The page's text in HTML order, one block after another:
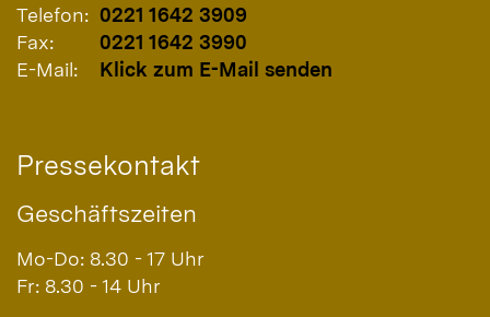
Telefon: 0221 1642 3909
Fax:
0221 1642 3990
E-Mail:
Klick zum E-Mail senden
Pressekontakt
Geschäftszeiten
Mo-Do: 8.30 - 17 Uhr
Fr: 8.30 - 14 Uhr